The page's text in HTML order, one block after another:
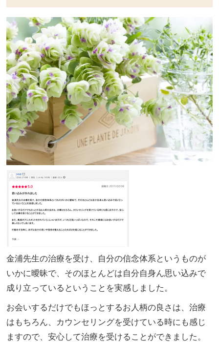
金浦先生の治療を受け、自分の信念体系というものが
いかに曖昧で、そのほとんどは自分自身ん思い込みで
成り立っているということを実感しました。
お会いするだけでもほっとするお人柄の良さは、治療
はもちろん、カウンセリングを受けている時にも感じ
ますので、安心して治療を受けることができました。